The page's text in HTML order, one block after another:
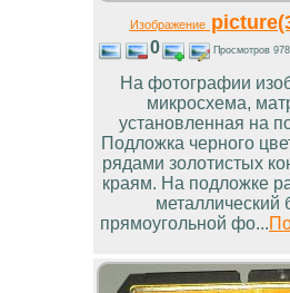
Изображение
0 Просмотров
На фотографии
микросхема,
установленная на
Подложка черного
рядами золотистых
краям. На подложке
металлический
прямоугольной фо...